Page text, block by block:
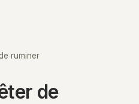
ruminer
de